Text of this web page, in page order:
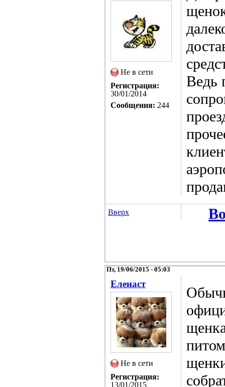
Не в сети
Регистрация:
30/01/2014
Сообщения: 244
Ведь
Вверх
Пт, 19/06/2015 - 05:03
Еленаст
Не в сети
Регистрация:
13/01/2015